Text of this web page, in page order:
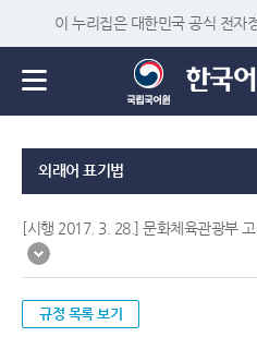
이 누리집은 대한민국 공식 전자
외래어 표기법
[시행 2017. 3. 28.] 문화체육관광부
규정 목록 보기